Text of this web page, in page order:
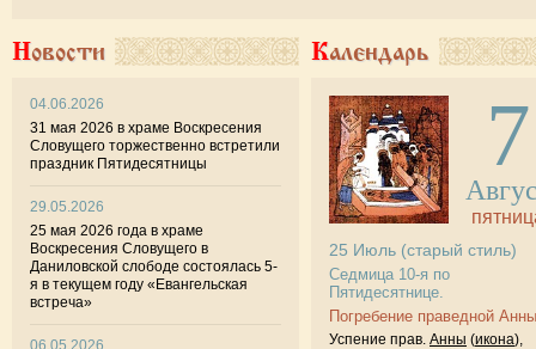
Новости
04.06.2026
31 мая 2026 в храме Воскресения
Словущего торжественно встретили
праздник Пятидесятницы
29.05.2026
25 мая 2026 года в храме
Воскресения Словущего в
Даниловской слободе состоялась 5-
я в текущем году «Евангельская
встреча»
06.05.2026
Календарь
7
25 Июль (старый стиль)
Седмица 10-я по
Пятидесятнице.
Погребение праведной
Успение прав. Анны (икона),